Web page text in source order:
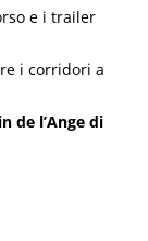
e i trailer
i corridori a
de l’Ange di